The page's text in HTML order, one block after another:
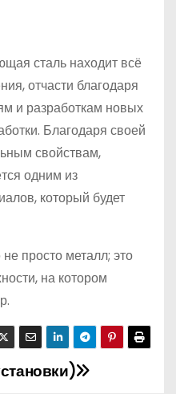
сталь находит всё
отчасти благодаря
и разработкам новых
Благодаря своей
свойствам,
одним из
который будет
просто металл; это
на котором